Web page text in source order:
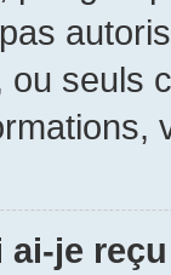
ou seuls
ai-je